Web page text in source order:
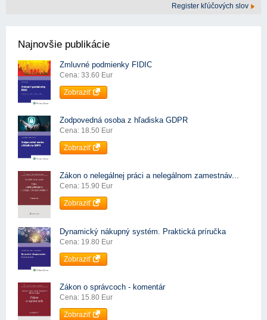
Register kľúčových slov
Najnovšie publikácie
Zmluvné podmienky FIDIC
Cena: 33.60 Eur
Zobraziť
Zodpovedná osoba z hľadiska GDPR
Cena: 18.50 Eur
Zobraziť
Zákon o nelegálnej práci a nelegálnom zamestnáv...
Cena: 15.90 Eur
Zobraziť
Dynamický nákupný systém. Praktická príručka
Cena: 19.80 Eur
Zobraziť
Zákon o správcoch - komentár
Cena: 15.80 Eur
Zobraziť